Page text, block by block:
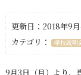
更新日：2018年9
カテゴリ：
学校説明
9月3日（月）より、